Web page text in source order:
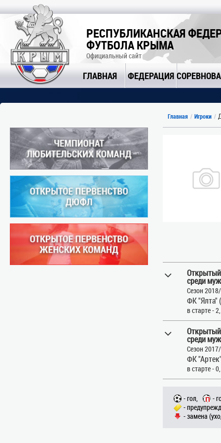
РЕСПУБЛИКАНСКАЯ
ФУТБОЛА КРЫМА
Официальный сайт
ГЛАВНАЯ ФЕДЕРАЦИЯ
Главная Игроки
среди
Сезон
ФК "Ялта"
в старте -
среди
Сезон
ФК
в старте -
- гол,
-
-
- замена